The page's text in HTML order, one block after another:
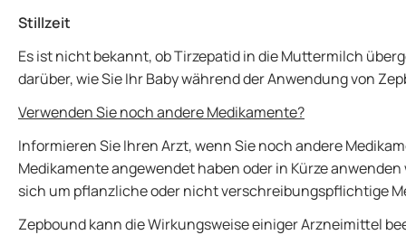
Stillzeit
Es ist nicht bekannt, ob Tirzepatid in die Muttermilch
darüber, wie Sie Ihr Baby während der Anwendung von
Verwenden Sie noch andere Medikamente?
Informieren Sie Ihren Arzt, wenn Sie noch andere
Medikamente angewendet haben oder in Kürze
sich um pflanzliche oder nicht verschreibungspflichtige
Zepbound kann die Wirkungsweise einiger Arzneimittel